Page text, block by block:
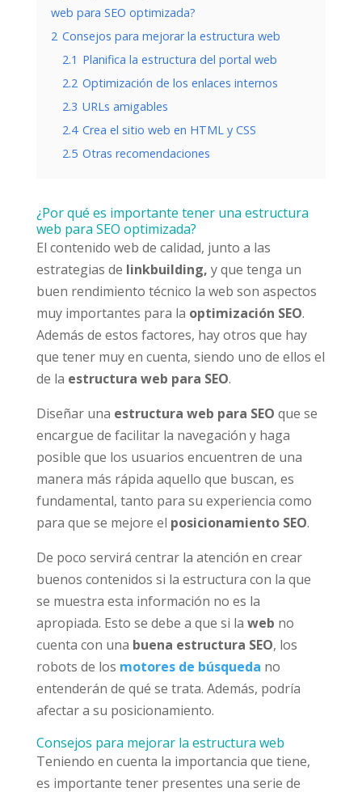
web para SEO optimizada?
2 Consejos para mejorar la estructura web
2.1 Planifica la estructura del portal web
2.2 Optimización de los enlaces internos
2.3 URLs amigables
2.4 Crea el sitio web en HTML y CSS
2.5 Otras recomendaciones
¿Por qué es importante tener una estructura
web para SEO optimizada?
El contenido web de calidad, junto a las
estrategias de linkbuilding, y que tenga un
buen rendimiento técnico la web son aspectos
muy importantes para la optimización SEO.
Además de estos factores, hay otros que hay
que tener muy en cuenta, siendo uno de ellos el
de la estructura web para SEO.
Diseñar una estructura web para SEO que se
encargue de facilitar la navegación y haga
posible que los usuarios encuentren de una
manera más rápida aquello que buscan, es
fundamental, tanto para su experiencia como
para que se mejore el posicionamiento SEO.
De poco servirá centrar la atención en crear
buenos contenidos si la estructura con la que
se muestra esta información no es la
apropiada. Esto se debe a que si la web no
cuenta con una buena estructura SEO, los
robots de los motores de búsqueda no
entenderán de qué se trata. Además, podría
afectar a su posicionamiento.
Consejos para mejorar la estructura web
Teniendo en cuenta la importancia que tiene,
es importante tener presentes una serie de